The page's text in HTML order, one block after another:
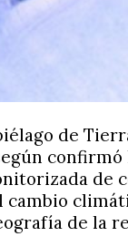
de
confirmó
de
cambio
de la